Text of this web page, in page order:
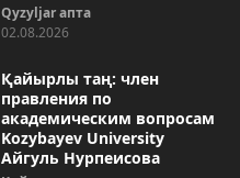
Qyzyljar апта
02.08.2026
Қайырлы таң: член
правления по
академическим вопросам
Kozybayev University
Айгуль Нурпеисова